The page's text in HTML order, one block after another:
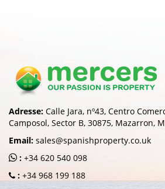
Adresse: Calle Jara, nº43, Centro
Camposol, Sector B, 30875, Mazarron,
Email: sales@spanishproperty.co.uk
: +34 620 540 098
: +34 968 199 188